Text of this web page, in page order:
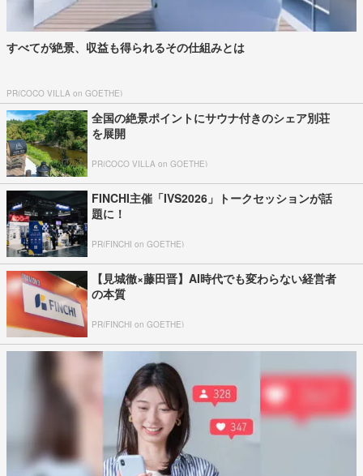
すべてが絶景、収益も得られるその仕組みとは
PR(COCO VILLA on GOETHE)
全国の絶景ポイントにサウナ付きのシェア別荘
を展開
PR(COCO VILLA on GOETHE)
FINCHI主催「IVS2026」トークセッションが話
題に！
PR(FINCHI on GOETHE)
【見城徹×藤田晋】AI時代でも変わらない経営者
の本質
PR(FINCHI on GOETHE)